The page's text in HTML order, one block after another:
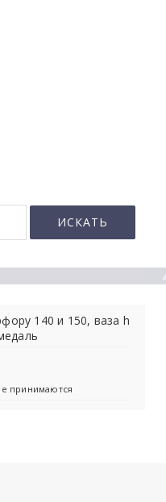
140 и 150, ваза h
принимаются